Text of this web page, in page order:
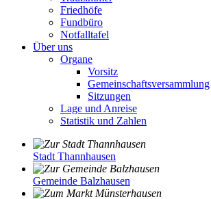
Friedhöfe
Fundbüro
Notfalltafel
Über uns
Organe
Vorsitz
Gemeinschaftsversammlung
Sitzungen
Lage und Anreise
Statistik und Zahlen
Stadt Thannhausen
Gemeinde Balzhausen